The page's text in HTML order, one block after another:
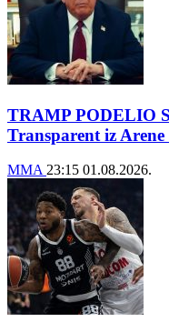
TRAMP PODELIO
Transparent iz
MMA23:15 01.08.2026.